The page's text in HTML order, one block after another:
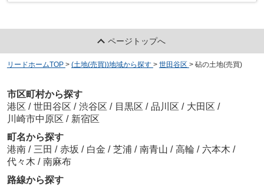
ページトップへ
リードホームTOP > (土地(売買))地域から探す > 世田谷区 > 砧の土地(売買)
市区町村から探す
港区 / 世田谷区 / 渋谷区 / 目黒区 / 品川区 / 大田区 /
川崎市中原区 / 新宿区
町名から探す
港南 / 三田 / 赤坂 / 白金 / 芝浦 / 南青山 / 高輪 / 六本木 /
代々木 / 南麻布
路線から探す